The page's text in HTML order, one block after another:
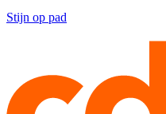
Stijn op pad